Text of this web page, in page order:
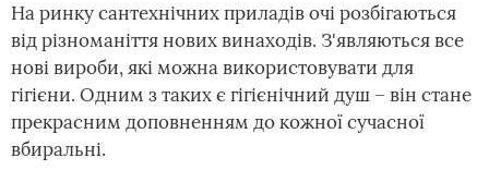
На ринку сантехнічних приладів очі розбігаються
від різноманіття нових винаходів. З'являються все
нові вироби, які можна використовувати для
гігієни. Одним з таких є гігієнічний душ – він стане
прекрасним доповненням до кожної сучасної
вбиральні.